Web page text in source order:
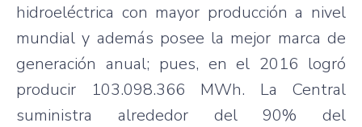
hidroeléctrica con mayor producción a nivel
mundial y además posee la mejor marca de
generación anual; pues, en el 2016 logró
producir 103.098.366 MWh. La Central
suministra alrededor del 90% del